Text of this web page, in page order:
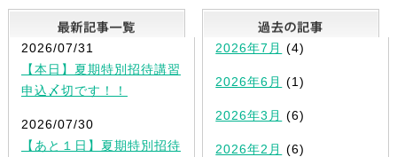
最新記事一覧
2026/07/31
【本日】夏期特別招待講習
申込〆切です！！
2026/07/30
【あと１日】夏期特別招待
2026年7月 (4)
2026年6月 (1)
2026年3月 (6)
2026年2月 (6)